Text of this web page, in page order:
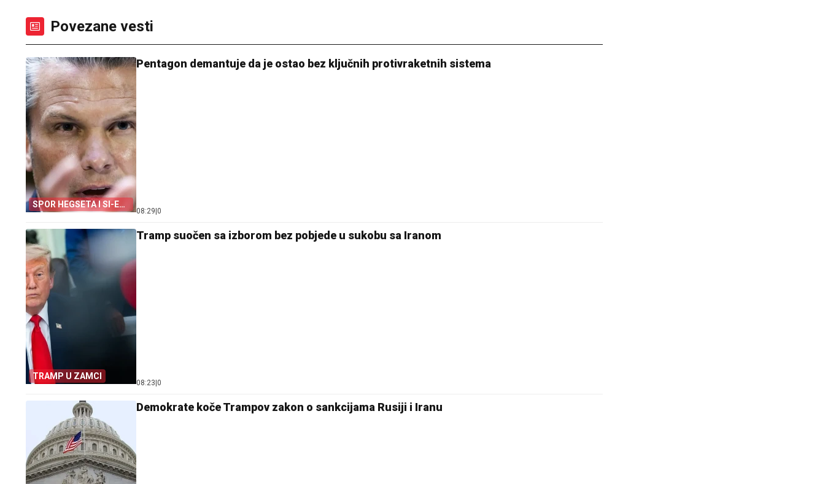
Povezane vesti
SPOR HEGSETA I SI-EN-
ENA
Pentagon demantuje da je ostao bez ključnih protivraketnih sistema
08:29 0
TRAMP U ZAMCI
Tramp suočen sa izborom bez pobjede u sukobu sa Iranom
08:23 0
Demokrate koče Trampov zakon o sankcijama Rusiji i Iranu